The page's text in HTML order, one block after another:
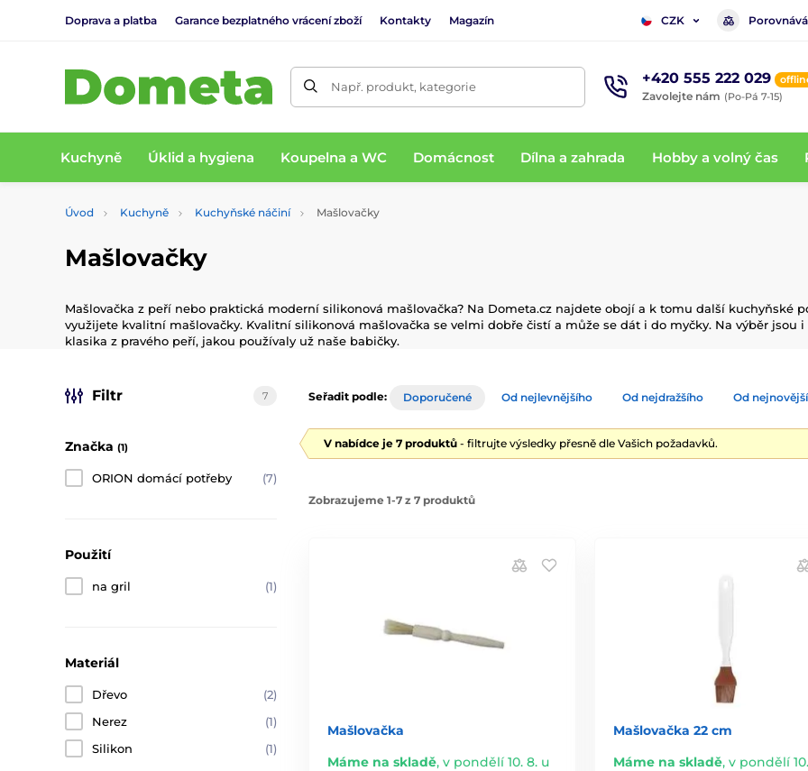
Doprava a platba Garance bezplatného vrácení zboží Kontakty Magazín CZK
Např. produkt, kategorie +420 555 222 029
Zavolejte nám (Po-Pá 7-15)
Kuchyně Úklid a hygiena Koupelna a WC Domácnost Dílna a zahrada Hobby a volný čas
Úvod Kuchyně Kuchyňské náčiní Mašlovačky
Mašlovačky
Mašlovačka z peří nebo praktická moderní silikonová mašlovačka? Na Dometa.cz najdete obojí a k tomu další kuchyňské
využijete kvalitní mašlovačky. Kvalitní silikonová mašlovačka se velmi dobře čistí a může se dát i do myčky. Na výběr
klasika z pravého peří, jakou používaly už naše babičky.
Filtr 7
Značka (1)
ORION domácí potřeby (7)
Použití
na gril (1)
Materiál
Dřevo
(2)
Nerez
(1)
Silikon
(1)
Seřadit podle: Doporučené Od nejlevnějšího Od nejdražšího Od
V nabídce je 7 produktů - filtrujte výsledky přesně dle Vašich požadavků.
Zobrazujeme 1-7 z 7 produktů
Mašlovačka
Máme na skladě, v pondělí 10. 8. u
Mašlovačka 22 cm
Máme na skladě, v pondělí